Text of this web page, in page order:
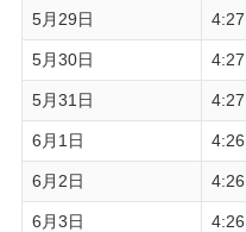
5月29日 4:27
5月30日 4:27
5月31日 4:27
6月1日 4:26
6月2日 4:26
6月3日 4:26